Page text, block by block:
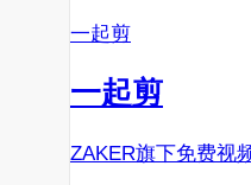
一起剪
一起剪
ZAKER旗下免费视